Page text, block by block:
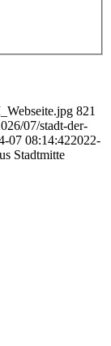
821
07/stadt-der-
07 08:14:422022-
Stadtmitte